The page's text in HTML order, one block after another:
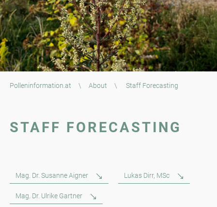
Polleninformation.at \ About \ Staff Forecasting
STAFF FORECASTING
Mag. Dr. Susanne Aigner Lukas Dirr, MSc
Mag. Dr. Ulrike Gartner